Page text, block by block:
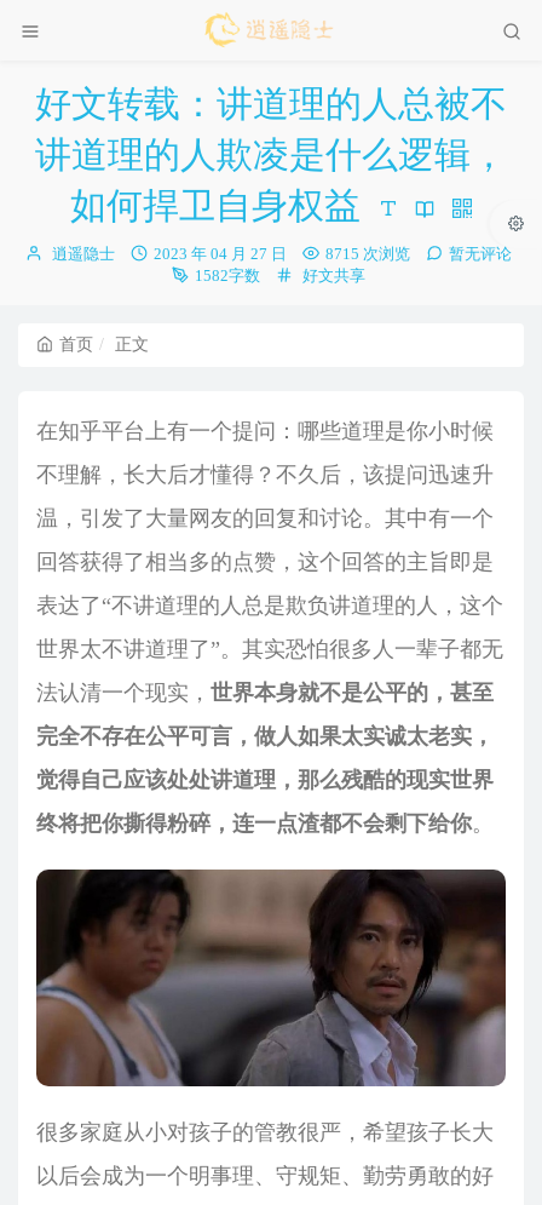
好文转载：讲道理的人总被不
讲道理的人欺凌是什么逻辑，
如何捍卫自身权益
博
逍遥隐士
发
2023 年 04 月 27 日 8715 次浏览
暂无评论
1582字数
分
好文共享
首页 正文
在知乎平台上有一个提问：哪些道理是你小时候
不理解，长大后才懂得？不久后，该提问迅速升
温，引发了大量网友的回复和讨论。其中有一个
回答获得了相当多的点赞，这个回答的主旨即是
表达了“不讲道理的人总是欺负讲道理的人，这个
世界太不讲道理了”。其实恐怕很多人一辈子都无
法认清一个现实， 世界本身就不是公平的，甚至
完全不存在公平可言，做人如果太实诚太老实，
觉得自己应该处处讲道理，那么残酷的现实世界
终将把你撕得粉碎，连一点渣都不会剩下给你。
很多家庭从小对孩子的管教很严，希望孩子长大
以后会成为一个明事理、守规矩、勤劳勇敢的好